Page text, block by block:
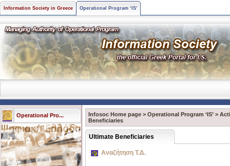
Information Society in Greece Operational Program ‘IS’
Operational Pro... Infosoc Home page > Operational Program ‘IS’ >
Beneficiaries
Ultimate Beneficiaries
Αναζήτηση Τ.Δ.